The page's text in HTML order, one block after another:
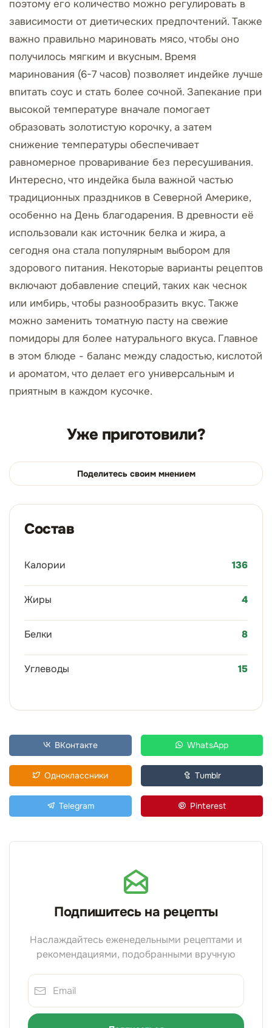
поэтому его количество можно регулировать в
зависимости от диетических предпочтений. Также
важно правильно мариновать мясо, чтобы оно
получилось мягким и вкусным. Время
маринования (6-7 часов) позволяет индейке лучше
впитать соус и стать более сочной. Запекание при
высокой температуре вначале помогает
образовать золотистую корочку, а затем
снижение температуры обеспечивает
равномерное проваривание без пересушивания.
Интересно, что индейка была важной частью
традиционных праздников в Северной Америке,
особенно на День благодарения. В древности её
использовали как источник белка и жира, а
сегодня она стала популярным выбором для
здорового питания. Некоторые варианты рецептов
включают добавление специй, таких как чеснок
или имбирь, чтобы разнообразить вкус. Также
можно заменить томатную пасту на свежие
помидоры для более натурального вкуса. Главное
в этом блюде - баланс между сладостью, кислотой
и ароматом, что делает его универсальным и
приятным в каждом кусочке.
Уже приготовили?
Поделитесь своим мнением
Состав
Калории 136
Жиры 4
Белки 8
Углеводы 15
ВКонтакте WhatsApp
Одноклассники Tumblr
Telegram Pinterest
Подпишитесь на рецепты
Наслаждайтесь еженедельными рецептами и
рекомендациями, подобранными вручную